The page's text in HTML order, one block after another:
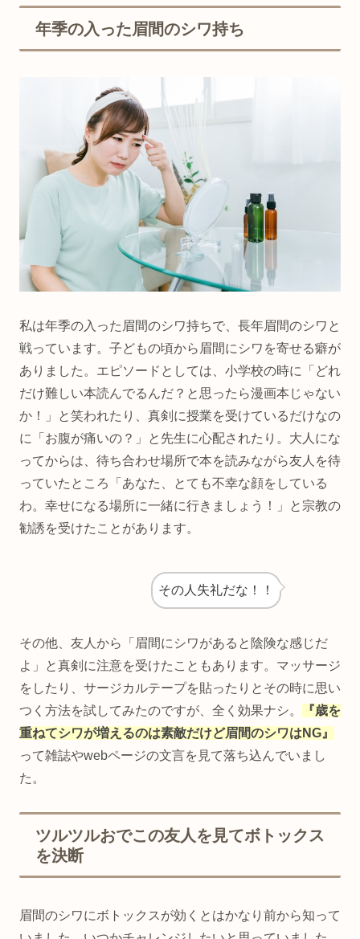
年季の入った眉間のシワ持ち
私は年季の入った眉間のシワ持ちで、長年眉間のシワと
戦っています。子どもの頃から眉間にシワを寄せる癖が
ありました。エピソードとしては、小学校の時に「どれ
だけ難しい本読んでるんだ？と思ったら漫画本じゃない
か！」と笑われたり、真剣に授業を受けているだけなの
に「お腹が痛いの？」と先生に心配されたり。大人にな
ってからは、待ち合わせ場所で本を読みながら友人を待
っていたところ「あなた、とても不幸な顔をしている
わ。幸せになる場所に一緒に行きましょう！」と宗教の
勧誘を受けたことがあります。
その人失礼だな！！
その他、友人から「眉間にシワがあると陰険な感じだ
よ」と真剣に注意を受けたこともあります。マッサージ
をしたり、サージカルテープを貼ったりとその時に思い
つく方法を試してみたのですが、全く効果ナシ。
『歳を
重ねてシワが増えるのは素敵だけど眉間のシワはNG』
って雑誌やwebページの文言を見て落ち込んでいまし
た。
ツルツルおでこの友人を見てボトックス
を決断
眉間のシワにボトックスが効くとはかなり前から知って